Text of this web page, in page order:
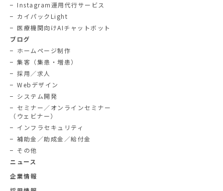
Instagram運用代行サービス
カイパックLight
医療機関向けAIチャットボット
ブログ
ホームページ制作
集客（集患・増患）
採用／求人
Webデザイン
システム開発
セミナー／オンラインセミナー
（ウェビナー）
インフラセキュリティ
補助金／助成金／給付金
その他
ニュース
企業情報